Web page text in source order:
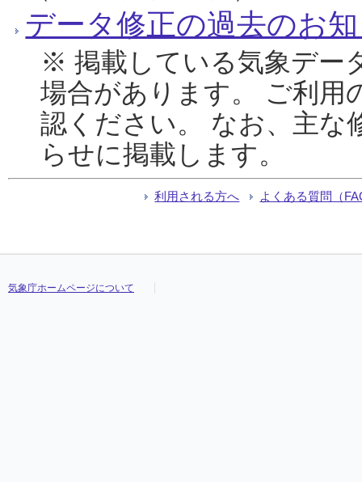
データ修正の過去のお
※ 掲載している気象デー
場合があります。 ご利用
認ください。 なお、主な
らせに掲載します。
利用される方へ よくある質問（
気象庁ホームページについて